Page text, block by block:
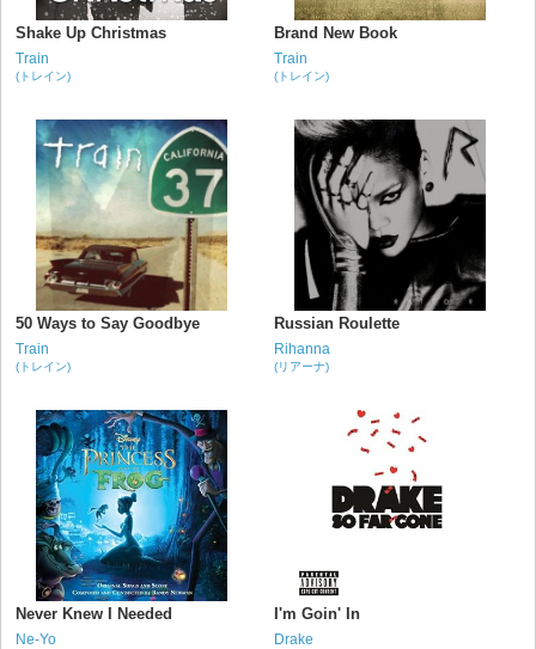
Shake Up Christmas
Train
(トレイン)
Brand New Book
Train
(トレイン)
50 Ways to Say Goodbye
Train
(トレイン)
Russian Roulette
Rihanna
(リアーナ)
Never Knew I Needed
Ne-Yo
I'm Goin' In
Drake